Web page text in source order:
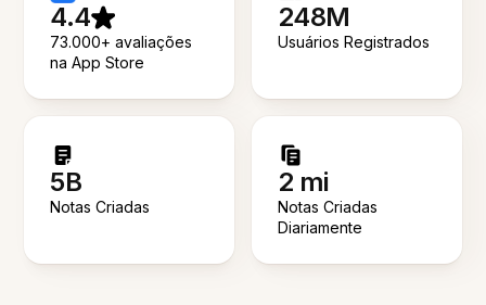
4.4
73.000+ avaliações
na App Store
248M
Usuários Registrados
5B
Notas Criadas
2 mi
Notas Criadas
Diariamente